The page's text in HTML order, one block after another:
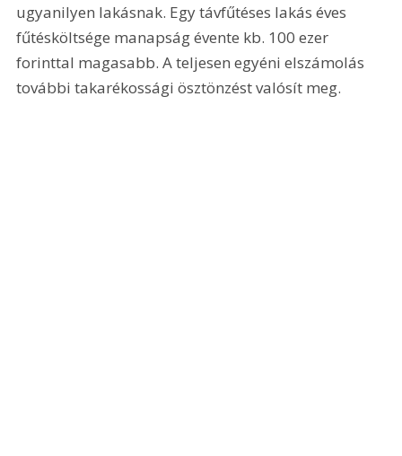
ugyanilyen lakásnak. Egy távfűtéses lakás éves
fűtésköltsége manapság évente kb. 100 ezer
forinttal magasabb. A teljesen egyéni elszámolás
további takarékossági ösztönzést valósít meg.